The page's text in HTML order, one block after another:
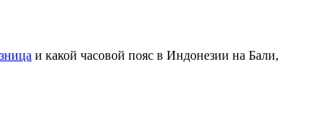
и какой часовой пояс в Индонезии на Бали,